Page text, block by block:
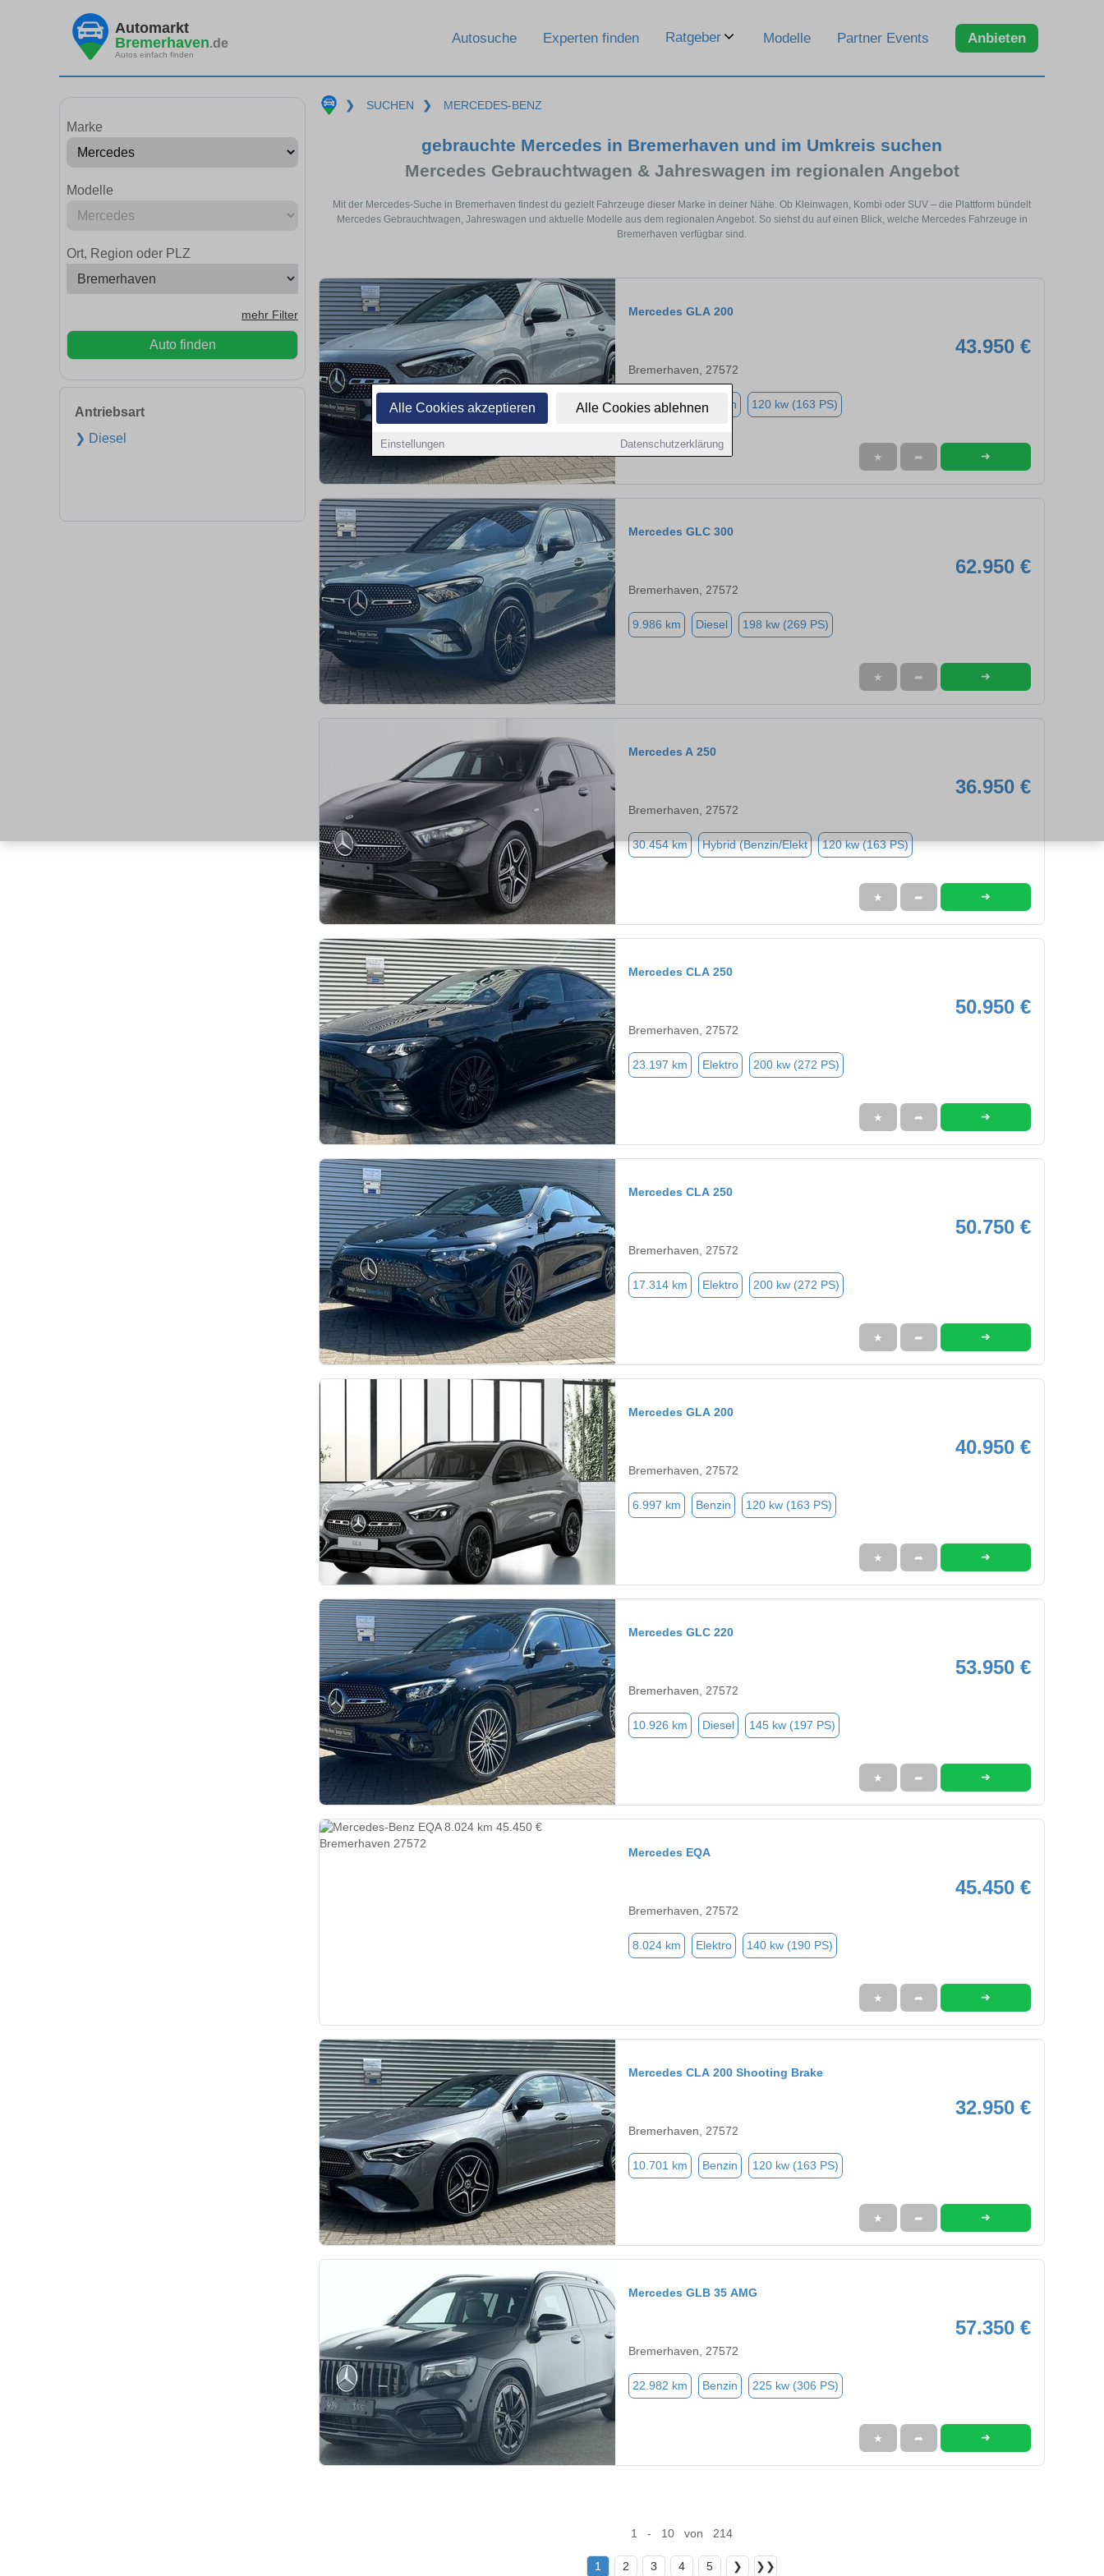
Alle Cookies akzeptieren Alle Cookies ablehnen
Einstellungen Datenschutzerklärung
Automarkt
Bremerhaven.de
Autos einfach finden
Autosuche Experten finden Ratgeber Modelle Partner Events Anbieten
Marke
Modelle
Ort, Region oder PLZ
mehr Filter
Auto finden
Antriebsart
❯ Diesel
❯ SUCHEN ❯ MERCEDES-BENZ
gebrauchte Mercedes in Bremerhaven und im Umkreis suchen
Mercedes Gebrauchtwagen & Jahreswagen im regionalen Angebot
Mit der Mercedes-Suche in Bremerhaven findest du gezielt Fahrzeuge dieser Marke in deiner Nähe. Ob Kleinwagen, Kombi oder SUV – die Plattform bündelt
Mercedes Gebrauchtwagen, Jahreswagen und aktuelle Modelle aus dem regionalen Angebot. So siehst du auf einen Blick, welche Mercedes Fahrzeuge in
Bremerhaven verfügbar sind.
Mercedes GLA 200
43.950 €
Bremerhaven, 27572
11.444 km Benzin 120 kw (163 PS)
★ ➦ ➜
Mercedes GLC 300
62.950 €
Bremerhaven, 27572
9.986 km Diesel 198 kw (269 PS)
★ ➦ ➜
Mercedes A 250
36.950 €
Bremerhaven, 27572
30.454 km Hybrid (Benzin/Elekt 120 kw (163 PS)
★ ➦ ➜
Mercedes CLA 250
50.950 €
Bremerhaven, 27572
23.197 km Elektro 200 kw (272 PS)
★ ➦ ➜
Mercedes CLA 250
50.750 €
Bremerhaven, 27572
17.314 km Elektro 200 kw (272 PS)
★ ➦ ➜
Mercedes GLA 200
40.950 €
Bremerhaven, 27572
6.997 km Benzin 120 kw (163 PS)
★ ➦ ➜
Mercedes GLC 220
53.950 €
Bremerhaven, 27572
10.926 km Diesel 145 kw (197 PS)
★ ➦ ➜
Mercedes EQA
45.450 €
Bremerhaven, 27572
8.024 km Elektro 140 kw (190 PS)
★ ➦ ➜
Mercedes CLA 200 Shooting Brake
32.950 €
Bremerhaven, 27572
10.701 km Benzin 120 kw (163 PS)
★ ➦ ➜
Mercedes GLB 35 AMG
57.350 €
Bremerhaven, 27572
22.982 km Benzin 225 kw (306 PS)
★ ➦ ➜
1 - 10 von 214
1 2 3 4 5 ❯ ❯❯